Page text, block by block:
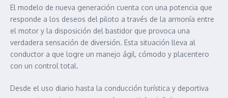
El modelo de nueva generación cuenta con una potencia que
responde a los deseos del piloto a través de la armonía entre
el motor y la disposición del bastidor que provoca una
verdadera sensación de diversión. Esta situación lleva al
conductor a que logre un manejo ágil, cómodo y placentero
con un control total.
Desde el uso diario hasta la conducción turística y deportiva